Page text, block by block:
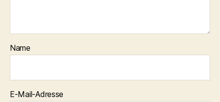
Name
E-Mail-Adresse